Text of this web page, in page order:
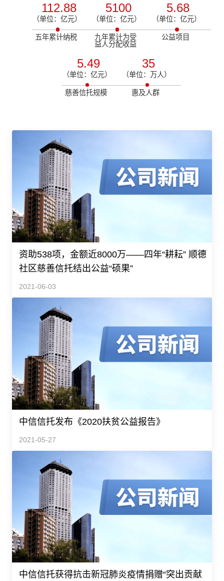
112.88
（单位：亿元）
五年累计纳税
5100
（单位：亿元）
九年累计为受
益人分配收益
5.68
（单位：亿元）
公益项目
5.49
（单位：亿元）
慈善信托规模
35
（单位：万人）
惠及人群
资助538项，金额近8000万——四年“耕耘” 顺德
社区慈善信托结出公益“硕果”
2021-06-03
中信信托发布《2020扶贫公益报告》
2021-05-27
中信信托获得抗击新冠肺炎疫情捐赠“突出贡献